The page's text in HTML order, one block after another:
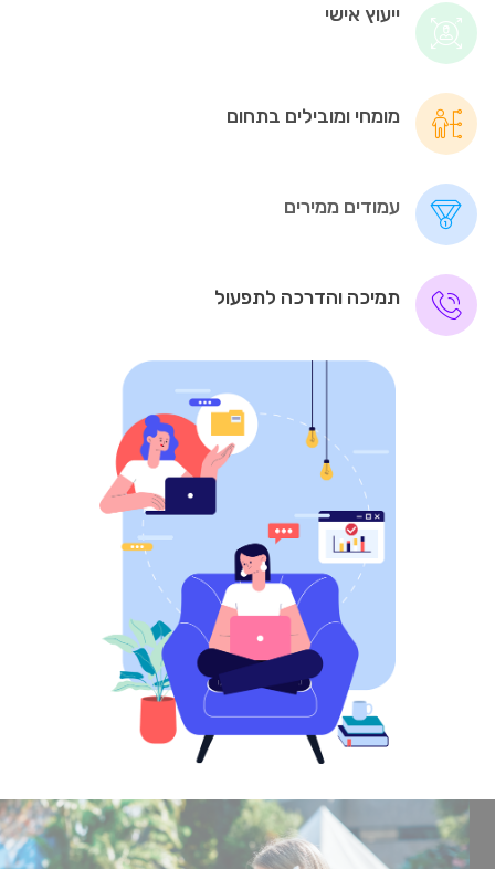
ייעוץ אישי
מומחי ומובילים בתחום
עמודים ממירים
תמיכה והדרכה לתפעול